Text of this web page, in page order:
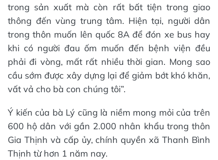
trong sản xuất mà còn rất bất tiện trong giao
thông đến vùng trung tâm. Hiện tại, người dân
trong thôn muốn lên quốc 8A để đón xe bus hay
khi có người đau ốm muốn đến bệnh viện đều
phải đi vòng, mất rất nhiều thời gian. Mong sao
cầu sớm được xây dựng lại để giảm bớt khó khăn,
vất vả cho bà con chúng tôi”.
Ý kiến của bà Lý cũng là niềm mong mỏi của trên
600 hộ dân với gần 2.000 nhân khẩu trong thôn
Gia Thịnh và cấp ủy, chính quyền xã Thanh Bình
Thịnh từ hơn 1 năm nay.